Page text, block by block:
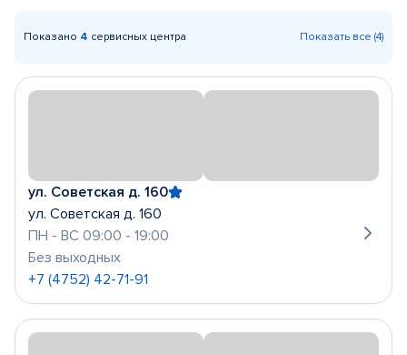
Показано 4 сервисных центра Показать все (4)
ул. Советская д. 160
ул. Советская д. 160
ПН - ВС 09:00 - 19:00
Без выходных
+7 (4752) 42-71-91